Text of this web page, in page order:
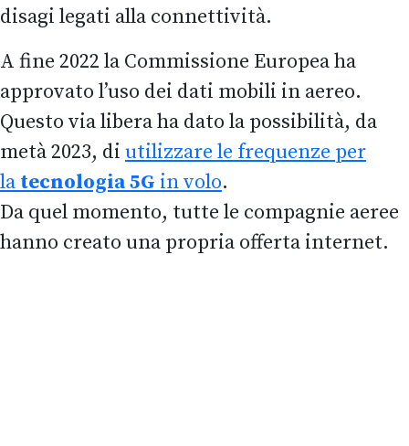
disagi legati alla connettività.
A fine 2022 la Commissione Europea ha
approvato l’uso dei dati mobili in aereo.
Questo via libera ha dato la possibilità, da
metà 2023, di utilizzare le frequenze per
la tecnologia 5G in volo.
Da quel momento, tutte le compagnie aeree
hanno creato una propria offerta internet.